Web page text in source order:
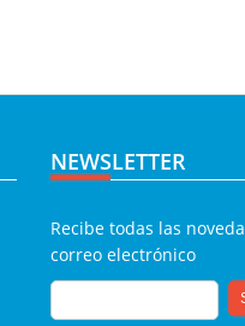
NEWSLETTER
Recibe todas las
correo electrónico